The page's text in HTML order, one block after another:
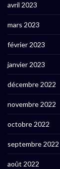
avril 2023
mars 2023
février 2023
janvier 2023
décembre 2022
novembre 2022
octobre 2022
septembre 2022
août 2022